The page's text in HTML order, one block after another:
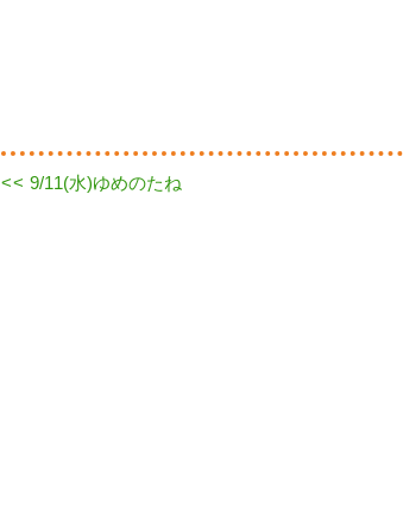
投
Previous
<< 9/11(水)ゆめのたね